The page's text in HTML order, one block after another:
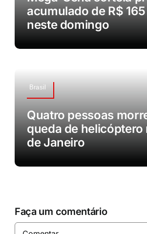
acumulado de R$
neste domingo
Brasil
Quatro pessoas
queda de helicóptero
de Janeiro
Faça um comentário
Comentar